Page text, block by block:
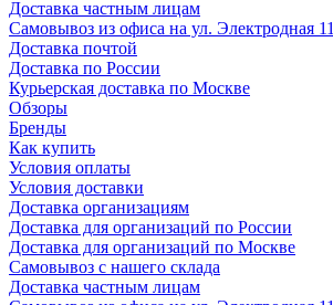
Доставка частным лицам
Самовывоз из офиса на ул. Электродная 11
Доставка почтой
Доставка по России
Курьерская доставка по Москве
Обзоры
Бренды
Как купить
Условия оплаты
Условия доставки
Доставка организациям
Доставка для организаций по России
Доставка для организаций по Москве
Самовывоз с нашего склада
Доставка частным лицам